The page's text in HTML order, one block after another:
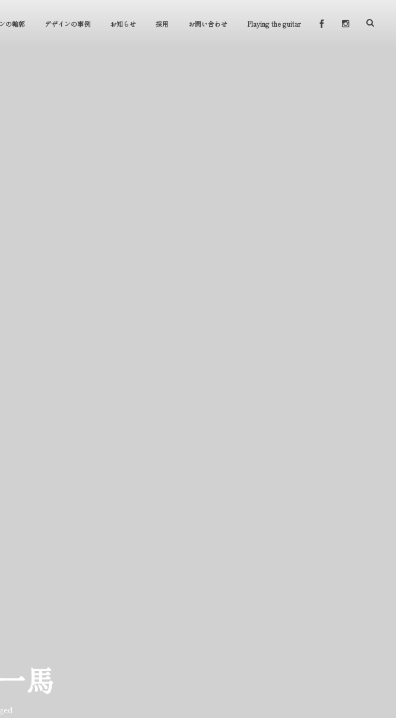
の輪郭 デザインの事例 お知らせ 採用 お問い合わせ Playing the guitar
馬